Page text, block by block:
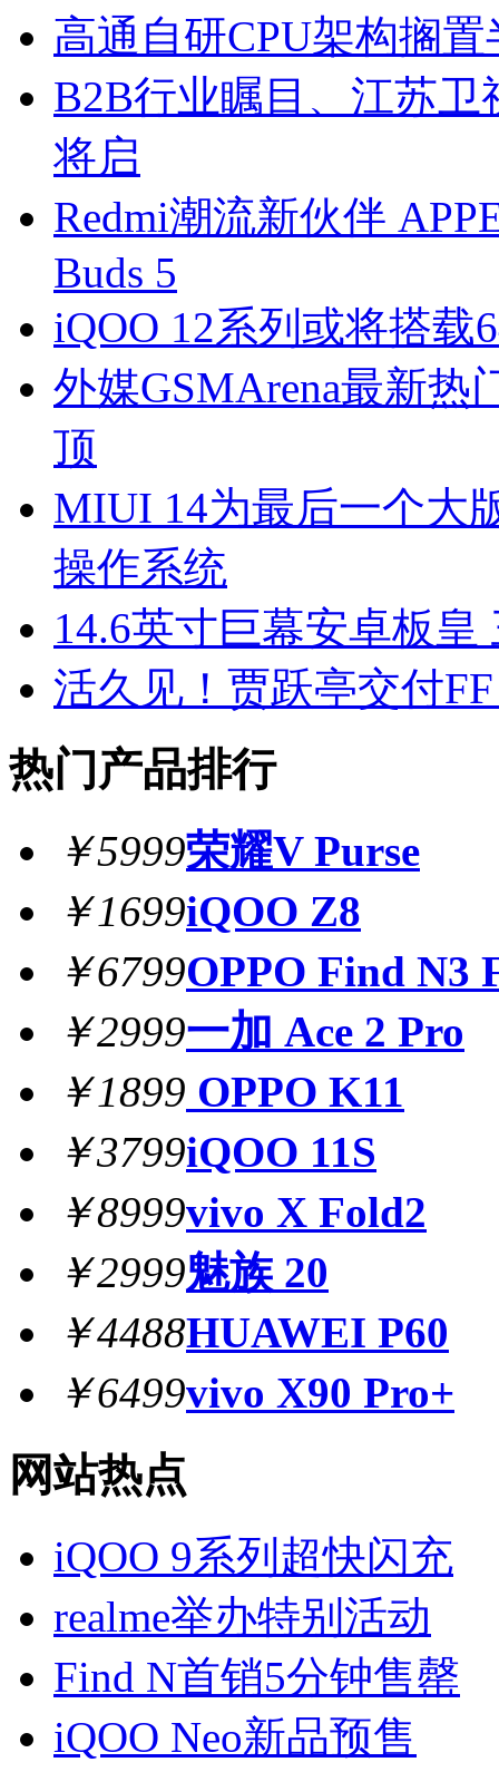
高通自研CPU架构搁
B2B行业瞩目、江苏
将启
Redmi潮流新伙伴
Buds 5
iQOO 12系列或将搭载
外媒GSMArena最新热
顶
MIUI 14为最后一个大
操作系统
14.6英寸巨幕安卓板皇
活久见！贾跃亭交付
热门产品排行
￥5999荣耀V Purse
￥1699iQOO Z8
￥6799OPPO Find N3
￥2999一加 Ace 2 Pro
￥1899 OPPO K11
￥3799iQOO 11S
￥8999vivo X Fold2
￥2999魅族 20
￥4488HUAWEI P60
￥6499vivo X90 Pro+
网站热点
iQOO 9系列超快闪充
realme举办特别活动
Find N首销5分钟售罄
iQOO Neo新品预售